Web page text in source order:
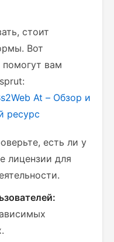
стоит
Вот
помогут вам
At – Обзор и
ресурс
есть ли у
лицензии для